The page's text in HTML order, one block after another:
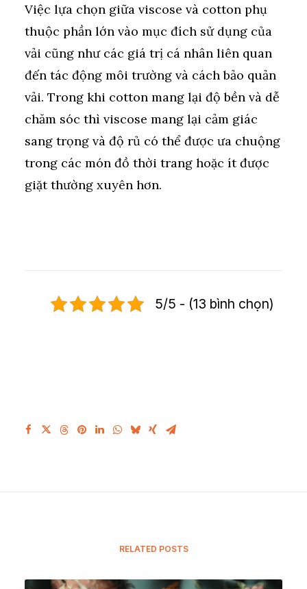
Việc lựa chọn giữa viscose và cotton phụ
thuộc phần lớn vào mục đích sử dụng của
vải cũng như các giá trị cá nhân liên quan
đến tác động môi trường và cách bảo quản
vải. Trong khi cotton mang lại độ bền và dễ
chăm sóc thì viscose mang lại cảm giác
sang trọng và độ rủ có thể được ưa chuộng
trong các món đồ thời trang hoặc ít được
giặt thường xuyên hơn.
5/5 - (13 bình chọn)
RELATED POSTS